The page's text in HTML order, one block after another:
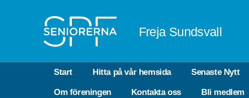
Freja Sundsvall
Start Hitta på vår hemsida Senaste Nytt
Om föreningen Kontakta oss Bli medlem